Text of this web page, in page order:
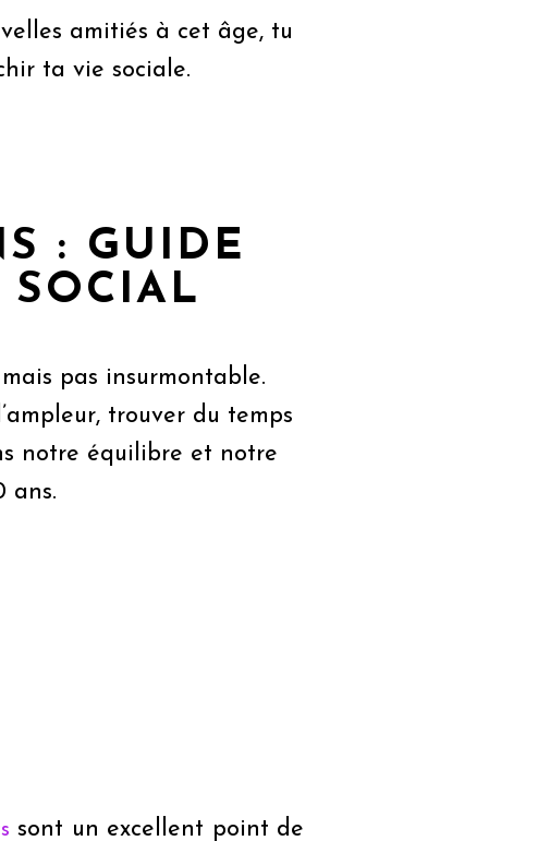
amitiés à cet âge, tu
ta vie sociale.
: GUIDE
SOCIAL
pas insurmontable.
trouver du temps
notre équilibre et notre
ans.
sont un excellent point de